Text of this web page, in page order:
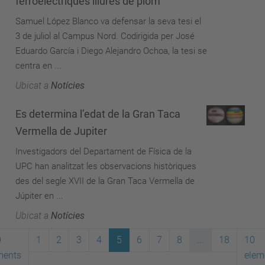
Samuel López Blanco va defensar la seva tesi el
3 de juliol al Campus Nord. Codirigida per José
Eduardo García i Diego Alejandro Ochoa, la tesi se
centra en ...
Ubicat a Notícies
Es determina l’edat de la Gran Taca
Vermella de Jupiter
Investigadors del Departament de Física de la
UPC han analitzat les observacions històriques
des del segle XVII de la Gran Taca Vermella de
Júpiter en ...
Ubicat a Notícies
1 2 3 4 5 6 7 8 ... 18
10